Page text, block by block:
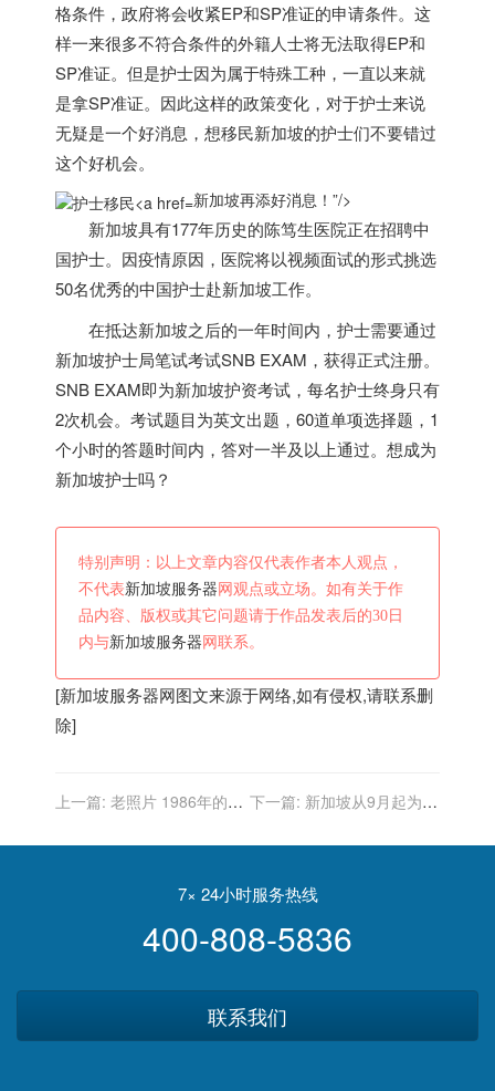
格条件，政府将会收紧EP和SP准证的申请条件。这
样一来很多不符合条件的外籍人士将无法取得EP和
SP准证。但是护士因为属于特殊工种，一直以来就
是拿SP准证。因此这样的政策变化，对于护士来说
无疑是一个好消息，想移民新加坡的护士们不要错过
这个好机会。
新加坡再添好消息！”/>
新加坡具有177年历史的陈笃生医院正在招聘中
国护士。因疫情原因，医院将以视频面试的形式挑选
50名优秀的中国护士赴新加坡工作。
在抵达新加坡之后的一年时间内，护士需要通过
新加坡护士局笔试考试SNB EXAM，获得正式注册。
SNB EXAM即为新加坡护资考试，每名护士终身只有
2次机会。考试题目为英文出题，60道单项选择题，1
个小时的答题时间内，答对一半及以上通过。想成为
新加坡护士吗？
特别声明：以上文章内容仅代表作者本人观点，
不代表新加坡服务器 网观点或立场。如有关于作
品内容、版权或其它问题请于作品发表后的30日
内与新加坡服务器 网联系。
[新加坡服务器网图文来源于网络,如有侵权,请联系删
除]
上一篇: 老照片 1986年的新 下一篇: 新加坡从9月起为60
人群追加接种新冠疫苗
7× 24小时服务热线
400-808-5836
联系我们